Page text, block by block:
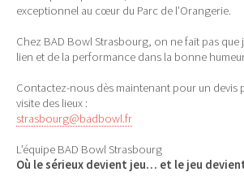
exceptionnel au cœur du Parc de l’Orangerie.
Chez BAD Bowl Strasbourg, on ne fait pas
lien et de la performance dans la bonne
Contactez-nous dès maintenant pour un devis
visite des lieux :
strasbourg@badbowl.fr
L’équipe BAD Bowl Strasbourg
Où le sérieux devient jeu… et le jeu